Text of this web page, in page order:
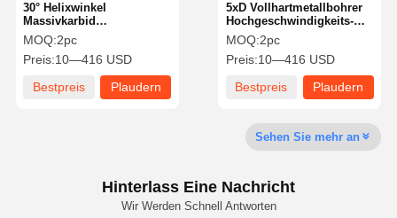
Qualitätskont
Kontakt Mit
Nachrichten Fälle
5xD Vollhartmetallbohrer
Hochgeschwindigkeits-
Profi für Aluminium
MOQ:2pc
Preis:10—416 USD
Bestpreis
Plaudern
30° Helixwinkel
Massivkarbid
Pistolbohrmaschinen
Standard Langlebigkeit
Massivkarbid
Schrittbohrmaschine
MOQ:2pc
Preis:10—416 USD
Bestpreis
Plaudern
Sehen Sie mehr an
Hinterlass Eine Nachricht
Wir Werden Schnell Antworten